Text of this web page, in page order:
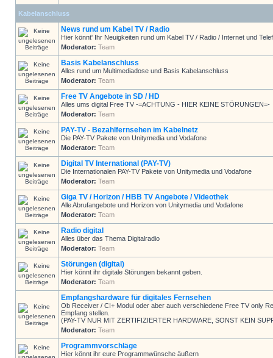
Kabelanschluss
News rund um Kabel TV / Radio
Hier könnt' Ihr Neuigkeiten rund um Kabel TV / Radio / Internet und
Moderator: Team
Basis Kabelanschluss
Alles rund um Multimediadose und Basis Kabelanschluss
Moderator: Team
Free TV Angebote in SD / HD
Alles ums digital Free TV -=ACHTUNG - HIER KEINE STÖRUNGEN=-
Moderator: Team
PAY-TV - Bezahlfernsehen im Kabelnetz
Die PAY-TV Pakete von Unitymedia und Vodafone
Moderator: Team
Digital TV International (PAY-TV)
Die Internationalen PAY-TV Pakete von Unitymedia und Vodafone
Moderator: Team
Giga TV / Horizon / HBB TV Angebote / Videothek
Alle Abrufangebote und Horizon von Unitymedia und Vodafone
Moderator: Team
Radio digital
Alles über das Thema Digitalradio
Moderator: Team
Störungen (digital)
Hier könnt ihr digitale Störungen bekannt geben.
Moderator: Team
Empfangshardware für digitales Fernsehen
Ob Receiver / CI+ Modul oder aber auch verschiedene Free TV only
Empfang stellen.
(PAY-TV NUR MIT ZERTIFIZIERTER HARDWARE, SONST KEIN
Moderator: Team
Programmvorschläge
Hier könnt ihr eure Programmwünsche äußern